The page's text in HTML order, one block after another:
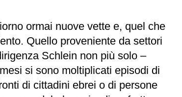
ormai nuove vette e, quel che
Quello proveniente da settori
Schlein non più solo –
si sono moltiplicati episodi di
di cittadini ebrei o di persone